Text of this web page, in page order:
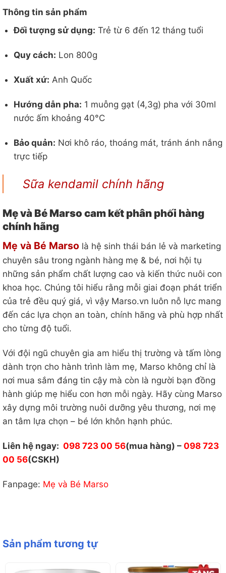
Thông tin sản phẩm
Đối tượng sử dụng: Trẻ từ 6 đến 12 tháng tuổi
Quy cách: Lon 800g
Xuất xứ: Anh Quốc
Hướng dẫn pha: 1 muỗng gạt (4,3g) pha với 30ml
nước ấm khoảng 40°C
Bảo quản: Nơi khô ráo, thoáng mát, tránh ánh nắng
trực tiếp
Sữa kendamil chính hãng
Mẹ và Bé Marso cam kết phân phối hàng
chính hãng
Mẹ và Bé Marso là hệ sinh thái bán lẻ và marketing
chuyên sâu trong ngành hàng mẹ & bé, nơi hội tụ
những sản phẩm chất lượng cao và kiến thức nuôi con
khoa học. Chúng tôi hiểu rằng mỗi giai đoạn phát triển
của trẻ đều quý giá, vì vậy Marso.vn luôn nỗ lực mang
đến các lựa chọn an toàn, chính hãng và phù hợp nhất
cho từng độ tuổi.
Với đội ngũ chuyên gia am hiểu thị trường và tấm lòng
dành trọn cho hành trình làm mẹ, Marso không chỉ là
nơi mua sắm đáng tin cậy mà còn là người bạn đồng
hành giúp mẹ hiểu con hơn mỗi ngày. Hãy cùng Marso
xây dựng môi trường nuôi dưỡng yêu thương, nơi mẹ
an tâm lựa chọn – bé lớn khôn hạnh phúc.
Liên hệ ngay: 098 723 00 56(mua hàng) – 098 723
00 56(CSKH)
Fanpage: Mẹ và Bé Marso
Sản phẩm tương tự